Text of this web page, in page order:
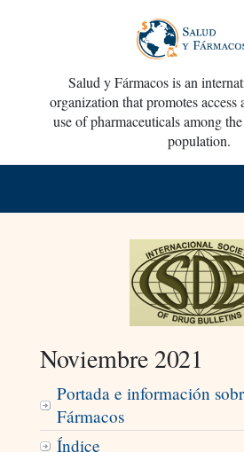
Salud y Fármacos is an
organization that promotes access
use of pharmaceuticals among
population.
Noviembre 2021
Portada e información
Fármacos
Índice